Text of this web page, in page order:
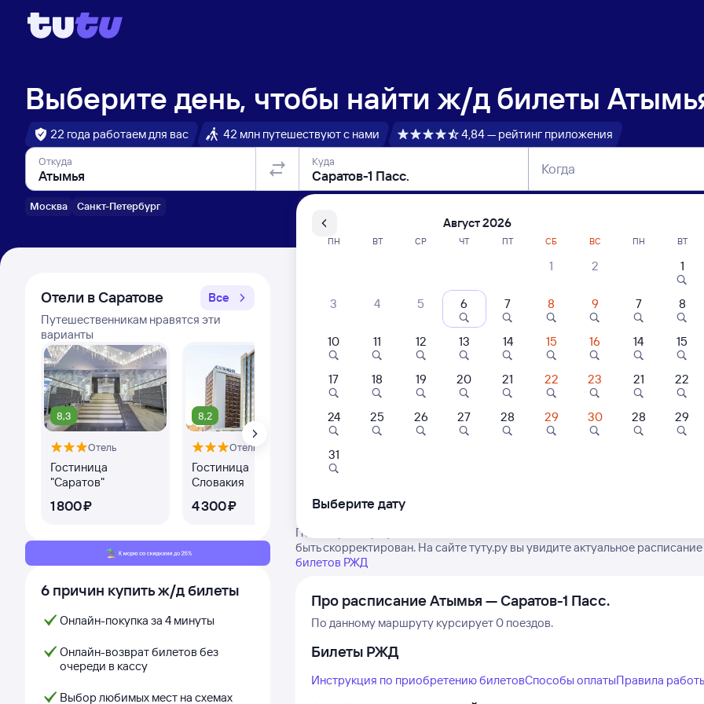
Выберите день, чтобы найти ж/д билеты
22 года работаем для вас 42 млн путешествуют с нами 4,84 — рейтинг приложения
Откуда
Москва Санкт-Петербург
Куда Когда
Отели в Саратове
Все
Путешественникам нравятся эти
варианты
8,3
Отель
Гостиница
"Саратов"
1 ⁠800 ⁠₽
8,2
Отель
Гостиница
Словакия
4 ⁠300 ⁠₽
8,3
ОТО Отель Саратов
3 ⁠179 ⁠₽
6 причин купить ж/д билеты
Онлайн-покупка за 4 минуты
Онлайн-возврат билетов без
очереди в кассу
Выбор любимых мест на схемах
Расписание поездов Атымья — Саратов-1 Пасс.
Нет рейсов по этому
Посмотрите график движения поездов дальнего следования РЖД из
быть скорректирован. На сайте туту.ру вы увидите актуальное
билетов РЖД
Про расписание Атымья — Саратов-1 Пасс.
По данному маршруту курсирует 0 поездов.
Билеты РЖД
Инструкция по приобретению билетовСпособы оплатыПравила
Август 2026
ПН ВТ СР ЧТ ПТ СБ ВС
1 2
3 4 5 6 7 8 9
10 11 12 13 14 15 16
17 18 19 20 21 22 23
24 25 26 27 28 29 30
31
ПН ВТ
1
7 8
14 15
21 22
28 29
Выберите дату